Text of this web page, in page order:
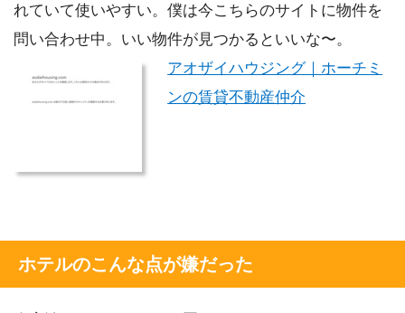
れていて使いやすい。僕は今こちらのサイトに物件を
問い合わせ中。いい物件が見つかるといいな〜。
アオザイハウジング｜ホーチミ
ンの賃貸不動産仲介
ホテルのこんな点が嫌だった